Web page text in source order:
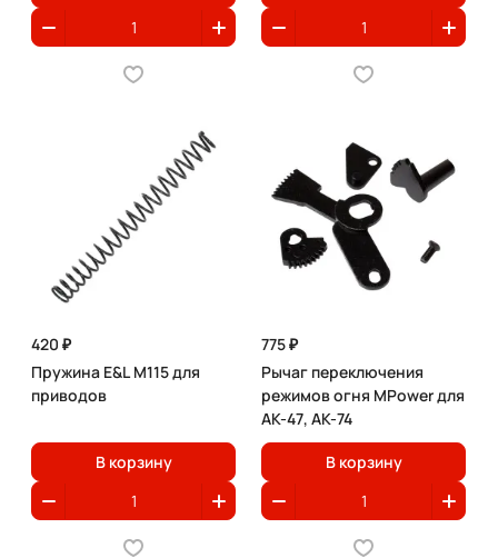
420 ₽
Пружина E&L M115 для
приводов
В корзину
775 ₽
Рычаг переключения
режимов огня MPower для
АК-47, АК-74
В корзину